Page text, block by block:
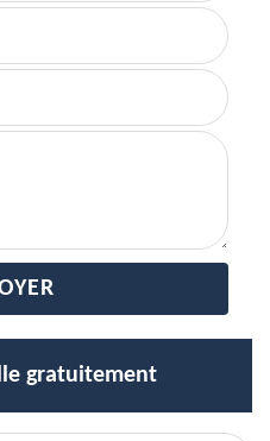
gratuitement